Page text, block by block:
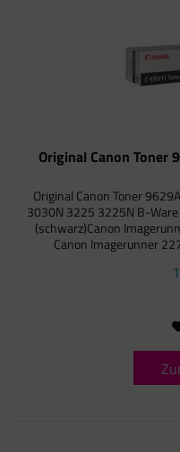
Original Canon Toner
Original Canon Toner
3030N 3225 3225N B-
(schwarz)Canon
Canon Imagerunner